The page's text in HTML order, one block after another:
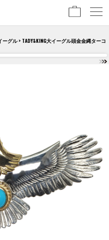
ーグル> TADY&KING大イーグル頭金金縄ターコ